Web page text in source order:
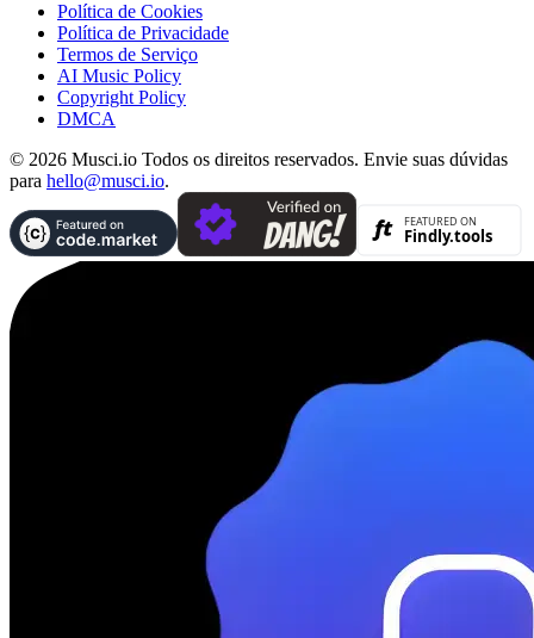
Política de Cookies
Política de Privacidade
Termos de Serviço
AI Music Policy
Copyright Policy
DMCA
© 2026 Musci.io Todos os direitos reservados. Envie suas dúvidas
para hello@musci.io.